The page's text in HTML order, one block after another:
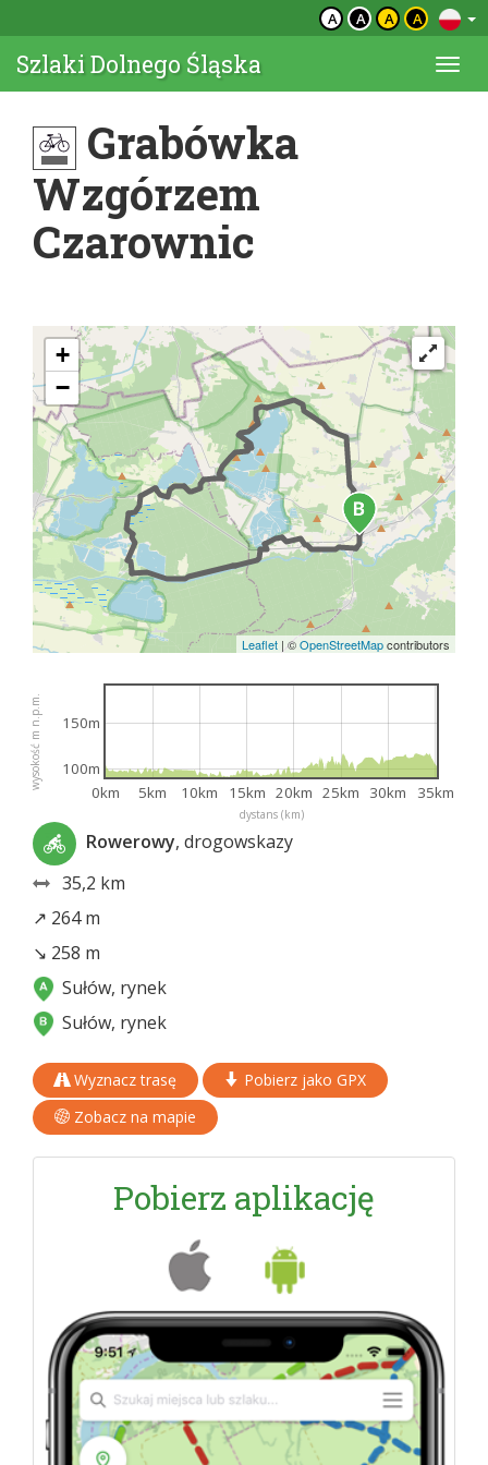
A A A A
Szlaki Dolnego Śląska
Grabówka
Wzgórzem
Czarownic
+
−
Leaflet | ©OpenStreetMapcontributors
dystans (km)
wysokość m n.p.m.
0km 5km 10km 15km 20km 25km 30km 35km
100m
150m
Rowerowy, drogowskazy
35,2 km
↗ 264 m
↘ 258 m
Sułów, rynek
Sułów, rynek
Wyznacz trasę
Pobierz jako GPX
Zobacz na mapie
Pobierz aplikację